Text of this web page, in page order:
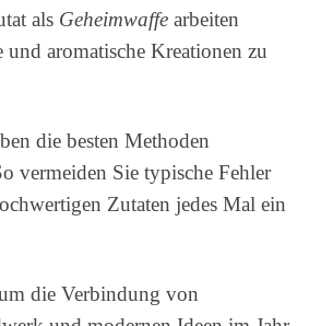
als Geheimwaffe arbeiten
aromatische Kreationen zu
die besten Methoden
vermeiden Sie typische Fehler
Zutaten jedes Mal ein
die Verbindung von